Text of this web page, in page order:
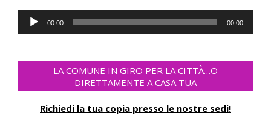
Audio-
Player
00:00 00:00
LA COMUNE IN GIRO PER LA CITTÀ…O
DIRETTAMENTE A CASA TUA
Richiedi la tua copia presso le nostre sedi!